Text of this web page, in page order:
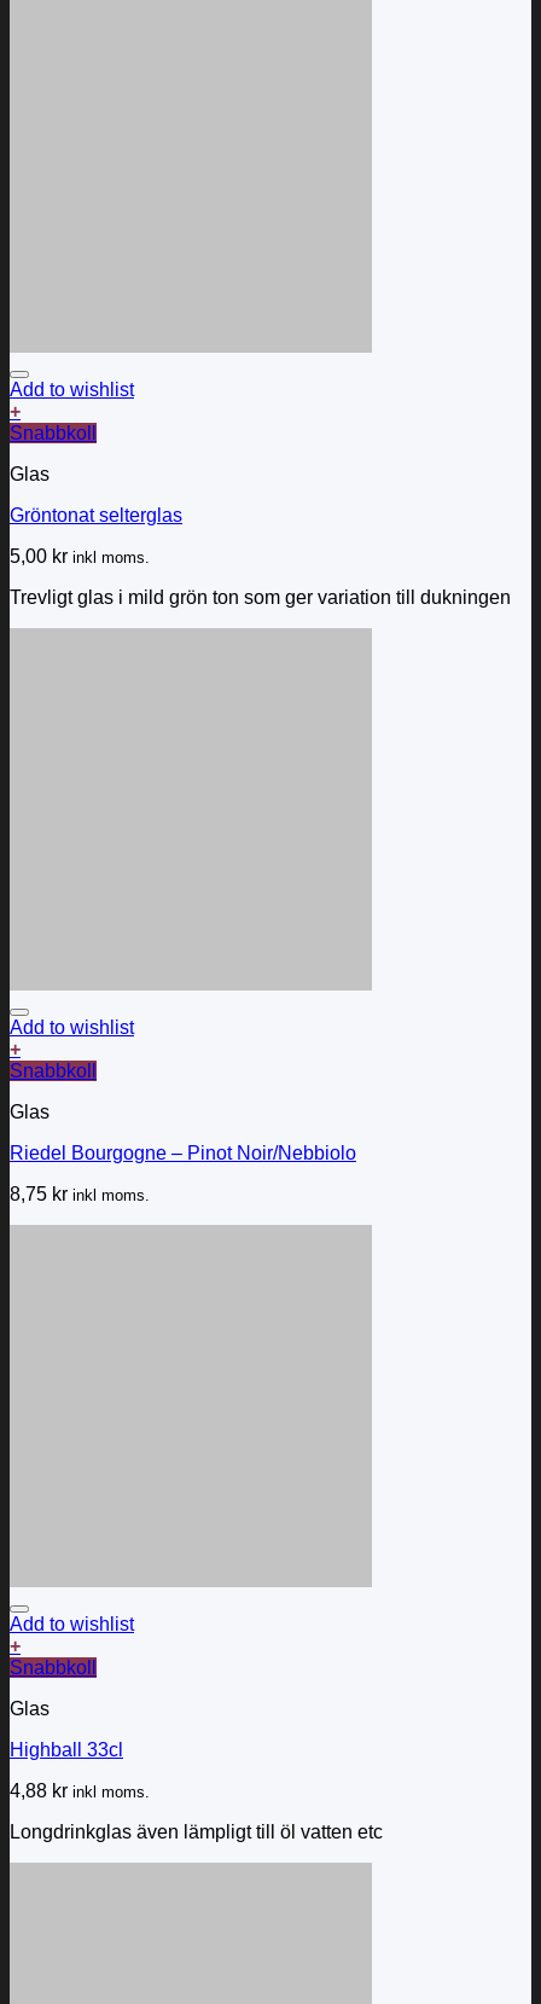
Add to wishlist
+
Snabbkoll
Glas
Gröntonat selterglas
5,00 kr inkl moms.
Trevligt glas i mild grön ton som ger variation till dukningen
Add to wishlist
+
Snabbkoll
Glas
Riedel Bourgogne – Pinot Noir/Nebbiolo
8,75 kr inkl moms.
Add to wishlist
+
Snabbkoll
Glas
Highball 33cl
4,88 kr inkl moms.
Longdrinkglas även lämpligt till öl vatten etc